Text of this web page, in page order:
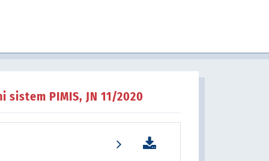
PIMIS, JN 11/2020